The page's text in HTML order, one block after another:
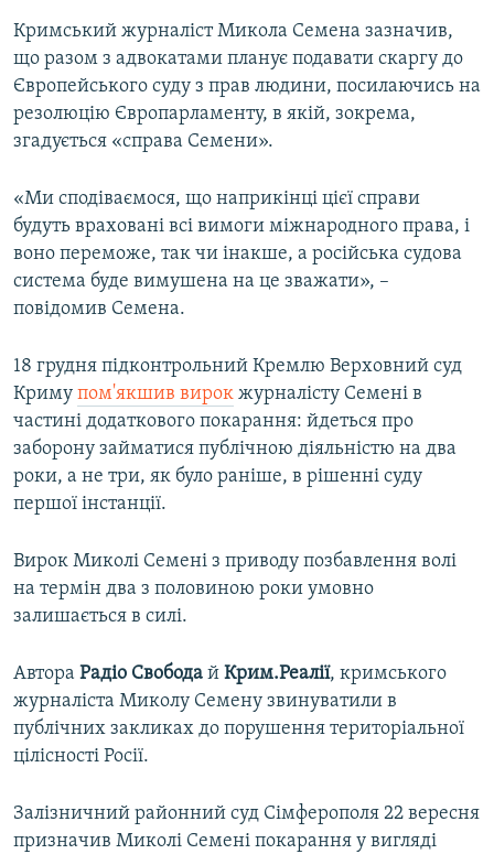
Кримський журналіст Микола Семена зазначив,
що разом з адвокатами планує подавати скаргу до
Європейського суду з прав людини, посилаючись на
резолюцію Європарламенту, в якій, зокрема,
згадується «справа Семени».
«Ми сподіваємося, що наприкінці цієї справи
будуть враховані всі вимоги міжнародного права, і
воно переможе, так чи інакше, а російська судова
система буде вимушена на це зважати», –
повідомив Семена.
18 грудня підконтрольний Кремлю Верховний суд
Криму пом'якшив вирок журналісту Семені в
частині додаткового покарання: йдеться про
заборону займатися публічною діяльністю на два
роки, а не три, як було раніше, в рішенні суду
першої інстанції.
Вирок Миколі Семені з приводу позбавлення волі
на термін два з половиною роки умовно
залишається в силі.
Автора Радіо Свобода й Крим.Реалії, кримського
журналіста Миколу Семену звинуватили в
публічних закликах до порушення територіальної
цілісності Росії.
Залізничний районний суд Сімферополя 22 вересня
призначив Миколі Семені покарання у вигляді